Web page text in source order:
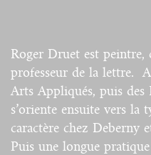
Roger Druet est peintre,
professeur de la lettre.
Arts Appliqués, puis
s’oriente ensuite vers la
caractère chez Deberny
Puis une longue